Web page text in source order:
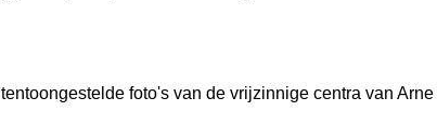
foto's van de vrijzinnige centra van